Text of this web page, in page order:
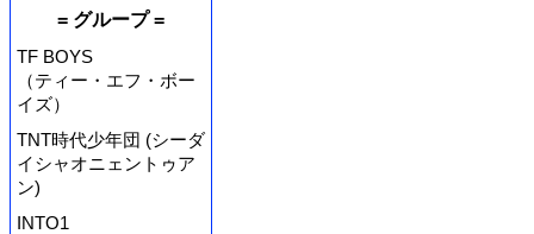
= グループ =
TF BOYS
（ティー・エフ・ボー
イズ）
TNT時代少年団 (シーダ
イシャオニェントゥア
ン)
INTO1